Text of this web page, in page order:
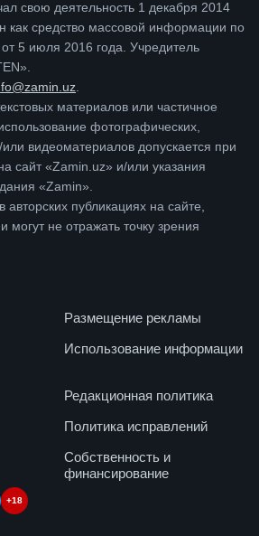
свою деятельность 1 декабря 2014
как средство массовой информации по
5 июля 2016 года. Учредитель
.
материалов или частичное
фотографических,
видеоматериалов допускается при
сайт «Zamin.uz» и/или указания
«Zamin».
публикациях на сайте,
могут не отражать точку зрения
Размещение рекламы
Использование информации
Редакционная политика
Политика исправлений
Собственность и
финансирование
+18